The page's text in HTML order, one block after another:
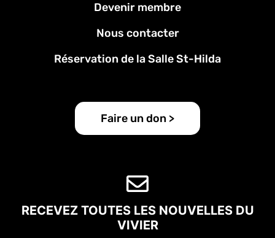
Devenir membre
Nous contacter
Réservation de la Salle St-Hilda
Faire un don >
RECEVEZ TOUTES LES NOUVELLES DU
VIVIER